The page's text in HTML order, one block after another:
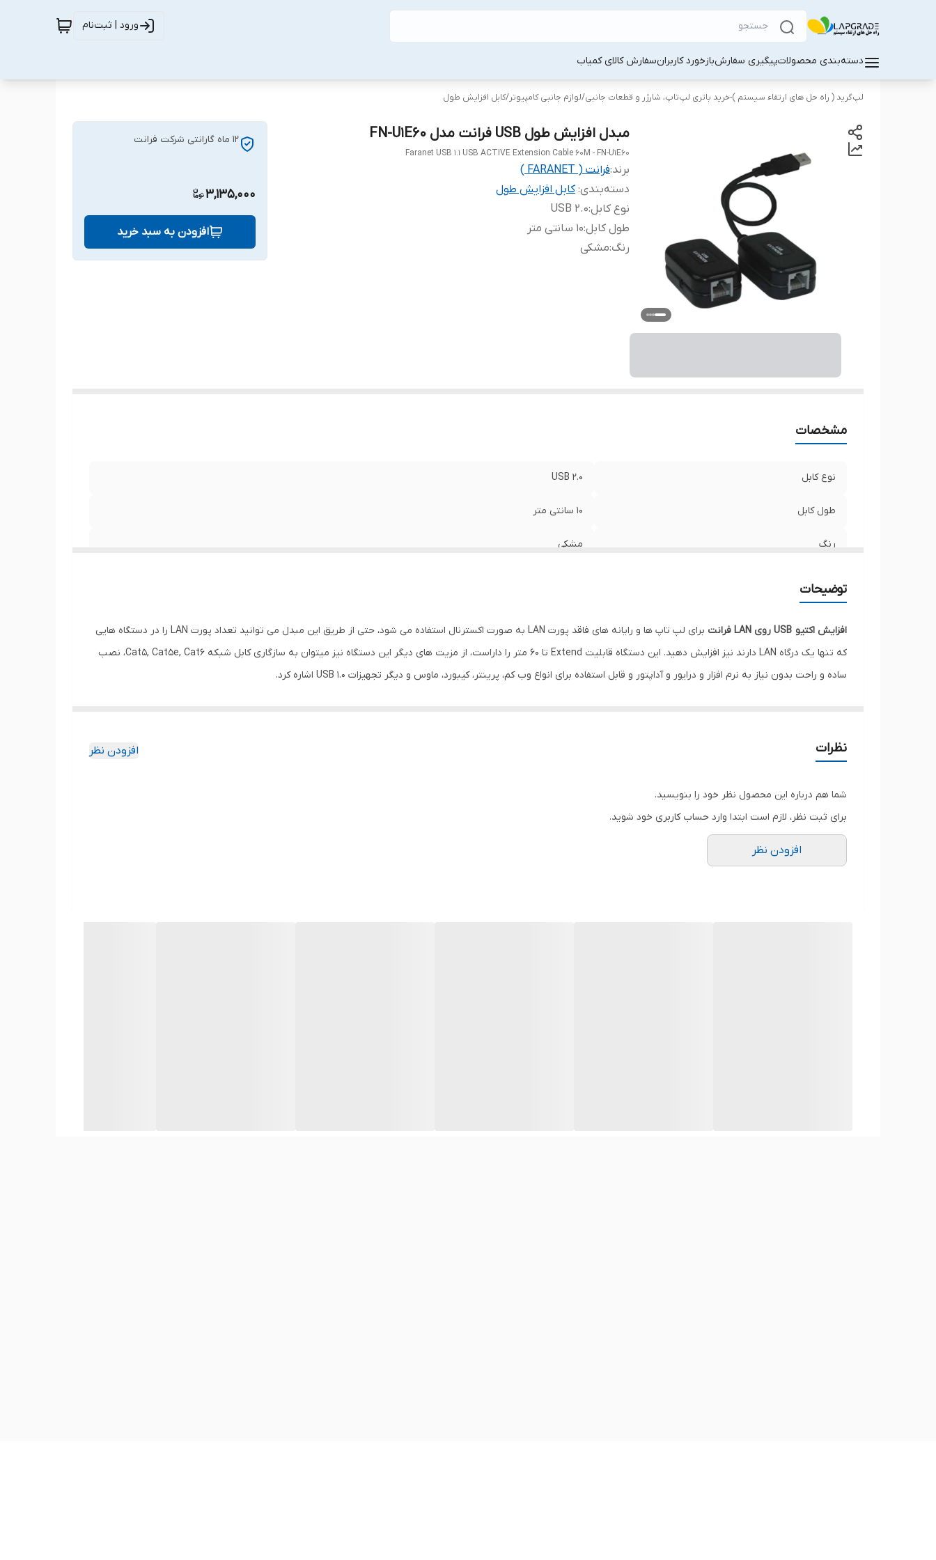
ورود | ثبت‌نام
دسته‌بندی محصولاتپیگیری سفارشبازخورد کاربرانسفارش کالا‌ی کمیاب
لپ‌گرید ( راه‌ حل های ارتقاء سیستم )-خرید باتری لپ‌تاپ، شارژر و قطعات جانبی/لوازم جانبی کامپیوتر/کابل افزایش طول
مبدل افزایش طول USB فرانت مدل FN-U1E60
Faranet USB 1.1 USB ACTIVE Extension Cable 60M - FN-U1E60
برند:فرانت ( FARANET )
دسته‌بندی:کابل افزایش طول
نوع کابل:
USB 2.0
طول کابل:10 سانتی متر
رنگ:مشکی
12 ماه گارانتی شرکت فرانت
3,135,000
افزودن به سبد خرید
مشخصات
نوع کابل USB 2.0
طول کابل 10 سانتی متر
رنگ مشکی
توضیحات
افزایش اکتيو USB روی LAN فرانت
برای لپ تاپ ها و رایانه های فاقد پورت LAN به صورت اکسترنال استفاده می شود، حتی از طریق این مبدل می توانید تعداد پورت LAN را در دستگاه هایی
که تنها یک درگاه LAN دارند نیز افزایش دهید. این دستگاه قابلیت Extend تا 60 متر را داراست، از مزیت های دیگر این دستگاه نیز میتوان به سازگاری کابل شبکه Cat5, Cat5e, Cat6، نصب
ساده و راحت بدون نیاز به نرم افزار و درایور و آداپتور و قابل استفاده برای انواع وب کم، پرینتر، کیبورد، ماوس و دیگر تجهیزات USB 1.0 اشاره کرد.
نظرات افزودن نظر
شما هم درباره این محصول نظر خود را بنویسید.
برای ثبت نظر، لازم است ابتدا وارد حساب کاربری خود شوید.
افزودن نظر